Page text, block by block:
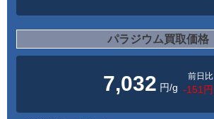
パラジウム買取価格
7,032 円/g
前日比
-151円